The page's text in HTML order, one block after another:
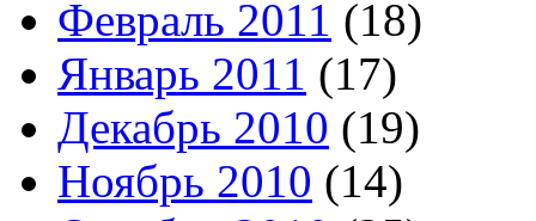
Февраль 2011 (18)
Январь 2011 (17)
Декабрь 2010 (19)
Ноябрь 2010 (14)